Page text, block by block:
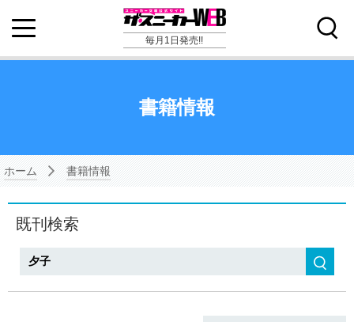
毎月1日発売!!
書籍情報
ホーム 書籍情報
既刊検索